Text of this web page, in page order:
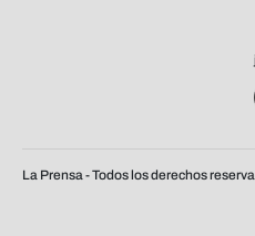
La Prensa - Todos los derechos